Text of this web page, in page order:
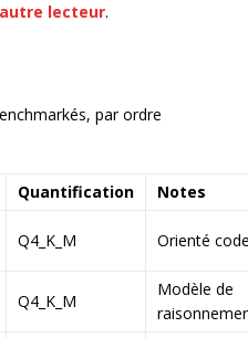
lecteur.
par ordre
Quantification
Notes
Q4_K_M Orienté
Q4_K_M
Modèle de